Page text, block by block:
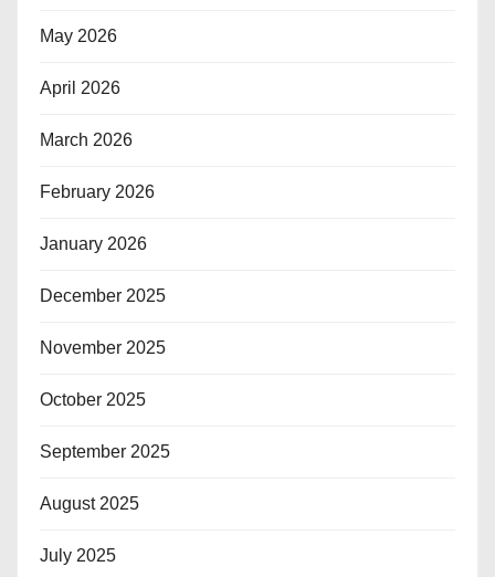
May 2026
April 2026
March 2026
February 2026
January 2026
December 2025
November 2025
October 2025
September 2025
August 2025
July 2025